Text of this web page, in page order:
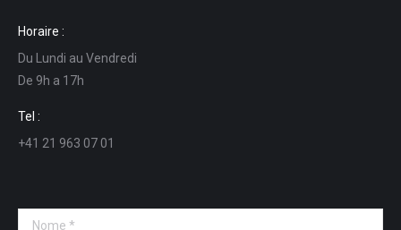
opens
in
new
window
opens
in
new
in
opens
Horaire :
Du Lundi au Vendredi
De 9h a 17h
Tel :
+41 21 963 07 01
Nome *